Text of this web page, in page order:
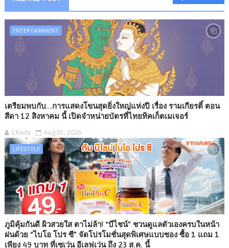
ENTERTAINMENT
เตรียมพบกับ...การแสดงโขนสุดยิ่งใหญ่แห่งปี เรื่อง รามเกียรติ์ ตอน
สีดา 12 สิงหาคม นี้ เปิดจำหน่ายบัตรที่ไทยทิคเก็ตเมเจอร์
Chada Aug 01, 2026
LIFESTYLE
ภูมิคุ้มกันดี ผิวสวยใส ตาไม่ล้า! “บีไชน์” ชวนดูแลตัวเองครบในหน้า
ฝนด้วย “ไบโอ โปร ซี” จัดโปรโมชั่นสุดพิเศษแบบซอง ซื้อ 1 แถม 1
เพียง 49 บาท ที่เซเว่น อีเลฟเว่น ถึง 23 ส.ค. นี้